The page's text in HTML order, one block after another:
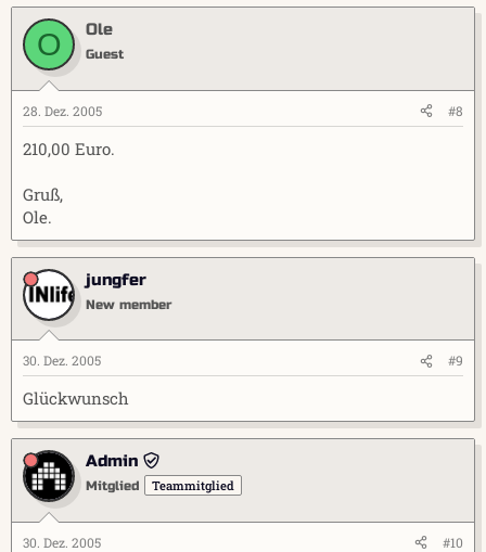
O Ole
Guest
28. Dez. 2005 #8
210,00 Euro.
Gruß,
Ole.
jungfer
New member
30. Dez. 2005 #9
Glückwunsch
Admin
Mitglied Teammitglied
30. Dez. 2005 #10